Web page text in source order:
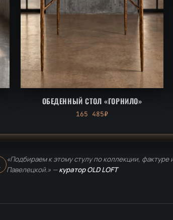
ОБЕДЕННЫЙ СТОЛ «ГОРНИЛО»
165 485₽
«Подбираем к этому стулу по коллекции,
Павелецкой.» —куратор OLD LOFT